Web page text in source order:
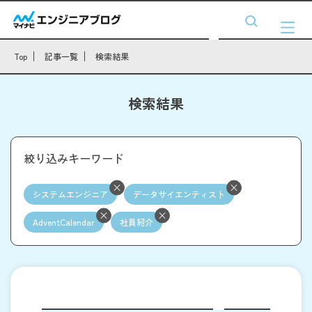
Top 記事一覧 検索結果
検索結果
絞り込みキーワード
システムエンジニア データサイエンティスト
AdventCalendar 社員紹介